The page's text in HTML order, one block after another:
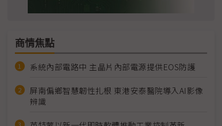
商情焦點
系統內部電路中 主晶片內部電源提供EOS防護
屏南偏鄉智慧韌性扎根 東港安泰醫院導入AI影像
辨識